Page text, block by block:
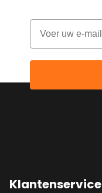
Email
Klantenservice